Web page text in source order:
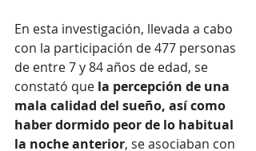
En esta investigación, llevada a cabo
con la participación de 477 personas
de entre 7 y 84 años de edad, se
constató que la percepción de una
mala calidad del sueño, así como
haber dormido peor de lo habitual
la noche anterior, se asociaban con